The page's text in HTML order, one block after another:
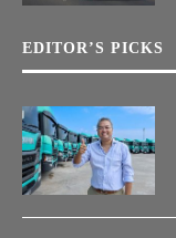
EDITOR’S PICKS